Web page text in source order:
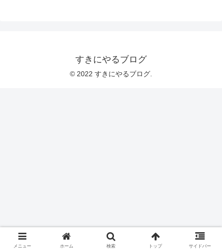
すきにやるブログ
© 2022 すきにやるブログ.
メニュー ホーム 検索 トップ サイドバー